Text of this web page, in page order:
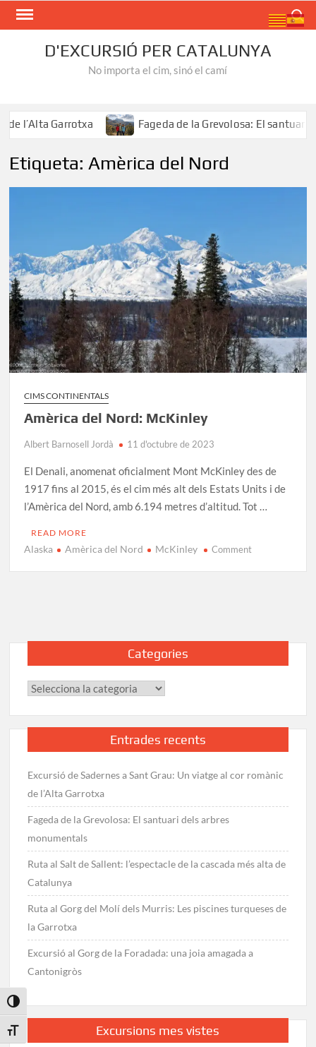
Toggle High Contrast
Toggle Font size
Skip
D'EXCURSIÓ PER CATALUNYA
No importa el cim, sinó el camí
l’Alta Garrotxa Fageda de la Grevolosa: El santuari
Etiqueta:Amèrica del Nord
CIMS CONTINENTALS
Amèrica del Nord: McKinley
Albert Barnosell Jordà 11 d'octubre de 2023
El Denali, anomenat oficialment Mont McKinley des de
1917 fins al 2015, és el cim més alt dels Estats Units i de
l’Amèrica del Nord, amb 6.194 metres d’altitud. Tot …
READ MORE
Alaska Amèrica del Nord McKinley Commenton
Categories
Categories
Entrades recents
Excursió de Sadernes a Sant Grau: Un viatge al cor romànic
de l’Alta Garrotxa
Fageda de la Grevolosa: El santuari dels arbres
monumentals
Ruta al Salt de Sallent: l’espectacle de la cascada més alta de
Catalunya
Ruta al Gorg del Molí dels Murris: Les piscines turqueses de
la Garrotxa
Excursió al Gorg de la Foradada: una joia amagada a
Cantonigròs
Excursions mes vistes